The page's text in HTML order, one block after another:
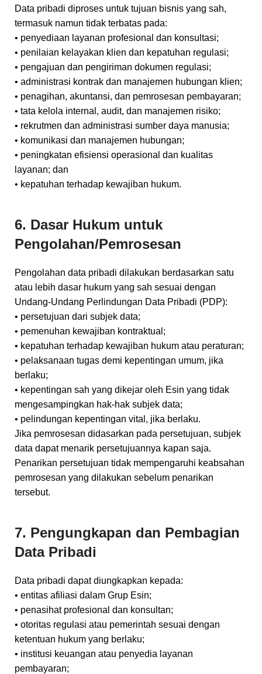
Data pribadi diproses untuk tujuan bisnis yang sah,
termasuk namun tidak terbatas pada:
• penyediaan layanan profesional dan konsultasi;
• penilaian kelayakan klien dan kepatuhan regulasi;
• pengajuan dan pengiriman dokumen regulasi;
• administrasi kontrak dan manajemen hubungan klien;
• penagihan, akuntansi, dan pemrosesan pembayaran;
• tata kelola internal, audit, dan manajemen risiko;
• rekrutmen dan administrasi sumber daya manusia;
• komunikasi dan manajemen hubungan;
• peningkatan efisiensi operasional dan kualitas
layanan; dan
• kepatuhan terhadap kewajiban hukum.
6. Dasar Hukum untuk
Pengolahan/Pemrosesan
Pengolahan data pribadi dilakukan berdasarkan satu
atau lebih dasar hukum yang sah sesuai dengan
Undang-Undang Perlindungan Data Pribadi (PDP):
• persetujuan dari subjek data;
• pemenuhan kewajiban kontraktual;
• kepatuhan terhadap kewajiban hukum atau peraturan;
• pelaksanaan tugas demi kepentingan umum, jika
berlaku;
• kepentingan sah yang dikejar oleh Esin yang tidak
mengesampingkan hak-hak subjek data;
• pelindungan kepentingan vital, jika berlaku.
Jika pemrosesan didasarkan pada persetujuan, subjek
data dapat menarik persetujuannya kapan saja.
Penarikan persetujuan tidak mempengaruhi keabsahan
pemrosesan yang dilakukan sebelum penarikan
tersebut.
7. Pengungkapan dan Pembagian
Data Pribadi
Data pribadi dapat diungkapkan kepada:
• entitas afiliasi dalam Grup Esin;
• penasihat profesional dan konsultan;
• otoritas regulasi atau pemerintah sesuai dengan
ketentuan hukum yang berlaku;
• institusi keuangan atau penyedia layanan
pembayaran;